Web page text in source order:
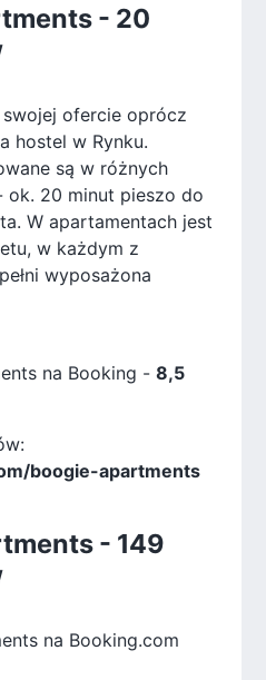
- 20
ofercie oprócz
hostel w Rynku.
są w różnych
ok. 20 minut pieszo do
W apartamentach jest
w każdym z
wyposażona
na Booking -8,5
boogie-apartments
- 149
na Booking.com